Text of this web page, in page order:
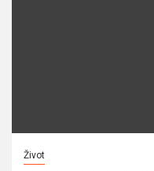
Život